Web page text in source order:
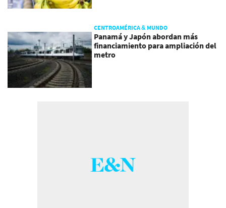
CENTROAMÉRICA & MUNDO
Panamá y Japón abordan más
financiamiento para ampliación del
metro